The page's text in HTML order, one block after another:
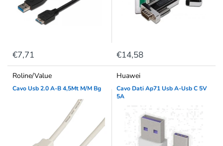
€7,71 €14,58
Roline/Value
Cavo Usb 2.0 A-B 4,5Mt M/M Bg
Huawei
Cavo Dati Ap71 Usb A-Usb C 5V
5A